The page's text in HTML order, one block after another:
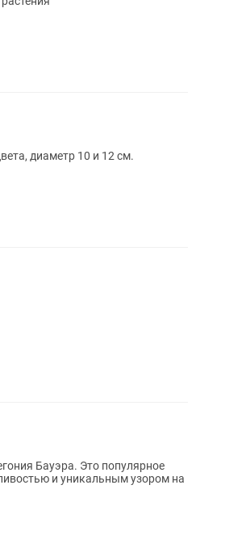
диаметр 10 и 12 см.
Бауэра. Это популярное
и уникальным узором на